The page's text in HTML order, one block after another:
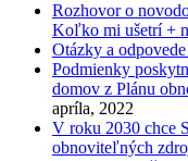
Rozhovor o
Koľko mi ušetrí +
Otázky a
Podmienky
domov z Plánu
apríla, 2022
V roku 2030 chce
obnoviteľných